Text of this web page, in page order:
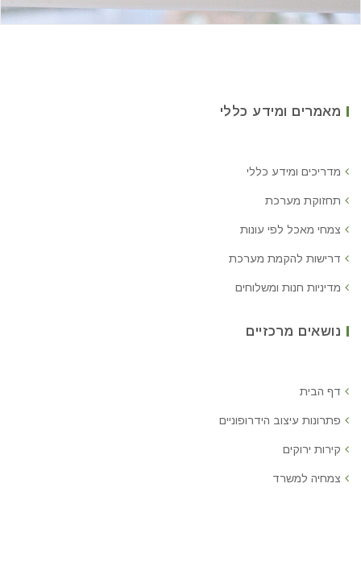
מאמרים ומידע כללי
מדריכים ומידע כללי
תחזוקת מערכת
צמחי מאכל לפי עונות
דרישות להקמת מערכת
מדיניות חנות ומשלוחים
נושאים מרכזיים
דף הבית
פתרונות עיצוב הידרופוניים
קירות ירוקים
צמחיה למשרד